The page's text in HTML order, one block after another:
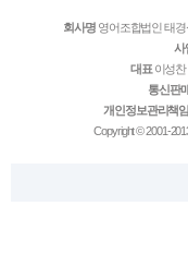
회사명영어조합법인 태경
사
대표이성찬
통신판
개인정보관리책
Copyright © 2001-